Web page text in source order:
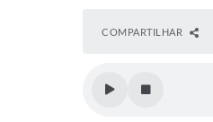
COMPARTILHAR